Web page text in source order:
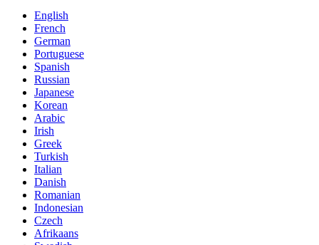
English
French
German
Portuguese
Spanish
Russian
Japanese
Korean
Arabic
Irish
Greek
Turkish
Italian
Danish
Romanian
Indonesian
Czech
Afrikaans